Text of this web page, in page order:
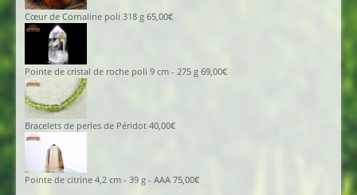
Cœur de Cornaline poli 318 g 65,00€
Pointe de cristal de roche poli 9 cm - 275 g 69,00€
Bracelets de perles de Péridot 40,00€
Pointe de citrine 4,2 cm - 39 g - AAA 75,00€